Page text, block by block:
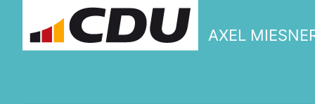
AXEL